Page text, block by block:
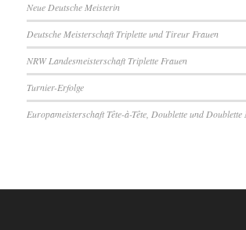
Neue Deutsche Meisterin
Deutsche Meisterschaft Triplette und Tireur Frauen
NRW Landesmeisterschaft Triplette Frauen
Turnier-Erfolge
Europameisterschaft Tête-à-Tête, Doublette und Doublette